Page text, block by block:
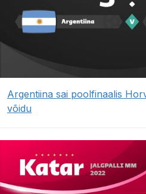
Argentiina sai poolfinaalis
võidu